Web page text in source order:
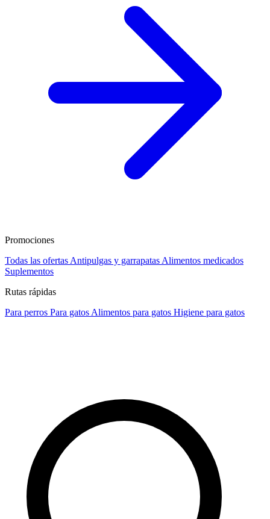
Promociones
Todas las ofertas Antipulgas y garrapatas Alimentos medicados
Suplementos
Rutas rápidas
Para perros Para gatos Alimentos para gatos Higiene para gatos